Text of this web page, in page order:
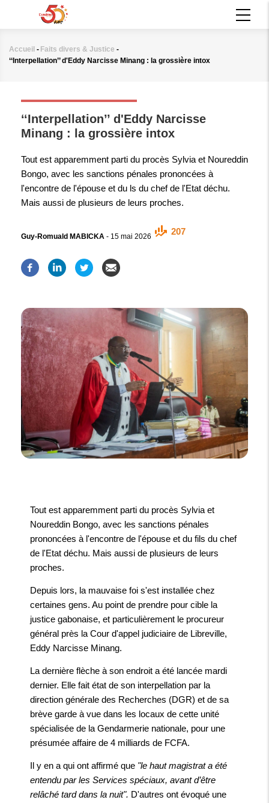
principal
Fil
Accueil - Faits divers & Justice -
‘‘Interpellation’’ d'Eddy Narcisse Minang : la grossière intox
‘‘Interpellation’’ d'Eddy Narcisse
Minang : la grossière intox
Tout est apparemment parti du procès Sylvia et Noureddin
Bongo, avec les sanctions pénales prononcées à
l'encontre de l'épouse et du ls du chef de l'Etat déchu.
Mais aussi de plusieurs de leurs proches.
Guy-Romuald MABICKA - 15 mai 2026
207
Tout est apparemment parti du procès Sylvia et
Noureddin Bongo, avec les sanctions pénales
prononcées à l'encontre de l'épouse et du fils du chef
de l'Etat déchu. Mais aussi de plusieurs de leurs
proches.
Depuis lors, la mauvaise foi s'est installée chez
certaines gens. Au point de prendre pour cible la
justice gabonaise, et particulièrement le procureur
général près la Cour d'appel judiciaire de Libreville,
Eddy Narcisse Minang.
La dernière flèche à son endroit a été lancée mardi
dernier. Elle fait état de son interpellation par la
direction générale des Recherches (DGR) et de sa
brève garde à vue dans les locaux de cette unité
spécialisée de la Gendarmerie nationale, pour une
présumée affaire de 4 milliards de FCFA.
Il y en a qui ont affirmé que "le haut magistrat a été
entendu par les Services spéciaux, avant d’être
relâché tard dans la nuit". D'autres ont évoqué une